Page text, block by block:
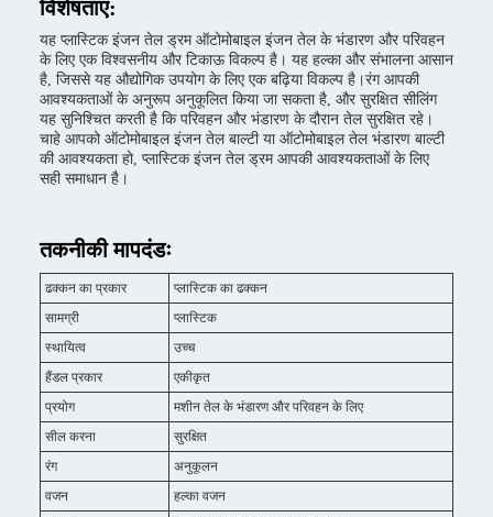
विशेषताएं:
यह प्लास्टिक इंजन तेल ड्रम ऑटोमोबाइल इंजन तेल के भंडारण और परिवहन
के लिए एक विश्वसनीय और टिकाऊ विकल्प है। यह हल्का और संभालना आसान
है, जिससे यह औद्योगिक उपयोग के लिए एक बढ़िया विकल्प है।रंग आपकी
आवश्यकताओं के अनुरूप अनुकूलित किया जा सकता है, और सुरक्षित सीलिंग
यह सुनिश्चित करती है कि परिवहन और भंडारण के दौरान तेल सुरक्षित रहे।
चाहे आपको ऑटोमोबाइल इंजन तेल बाल्टी या ऑटोमोबाइल तेल भंडारण बाल्टी
की आवश्यकता हो, प्लास्टिक इंजन तेल ड्रम आपकी आवश्यकताओं के लिए
सही समाधान है।
तकनीकी मापदंडः
ढक्कन का प्रकार
प्लास्टिक का ढक्कन
सामग्री
प्लास्टिक
स्थायित्व
उच्च
हैंडल प्रकार
एकीकृत
प्रयोग
मशीन तेल के भंडारण और परिवहन के लिए
सील करना
सुरक्षित
रंग
अनुकूलन
वजन
हल्का वजन